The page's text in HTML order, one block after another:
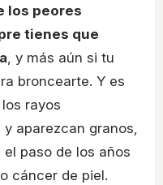
los peores
tienes que
, y más aún si tu
broncearte. Y es
rayos
aparezcan granos,
paso de los años
cáncer de piel.